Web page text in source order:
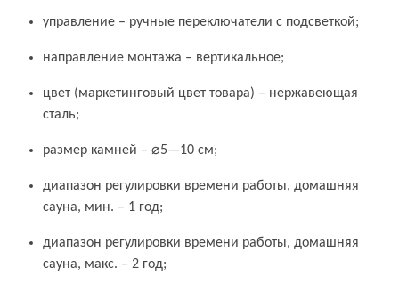
управление – ручные переключатели с подсветкой;
направление монтажа – вертикальное;
цвет (маркетинговый цвет товара) – нержавеющая
сталь;
размер камней – ⌀5—10 см;
диапазон регулировки времени работы, домашняя
сауна, мин. – 1 год;
диапазон регулировки времени работы, домашняя
сауна, макс. – 2 год;